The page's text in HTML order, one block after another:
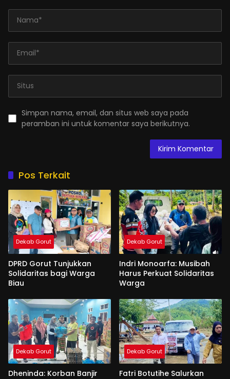
Simpan nama, email, dan situs web saya pada
peramban ini untuk komentar saya berikutnya.
Pos Terkait
Dekab Gorut
DPRD Gorut Tunjukkan
Solidaritas bagi Warga
Biau
Dekab Gorut
Indri Monoarfa: Musibah
Harus Perkuat Solidaritas
Warga
Dekab Gorut
Dheninda: Korban Banjir
Dekab Gorut
Fatri Botutihe Salurkan